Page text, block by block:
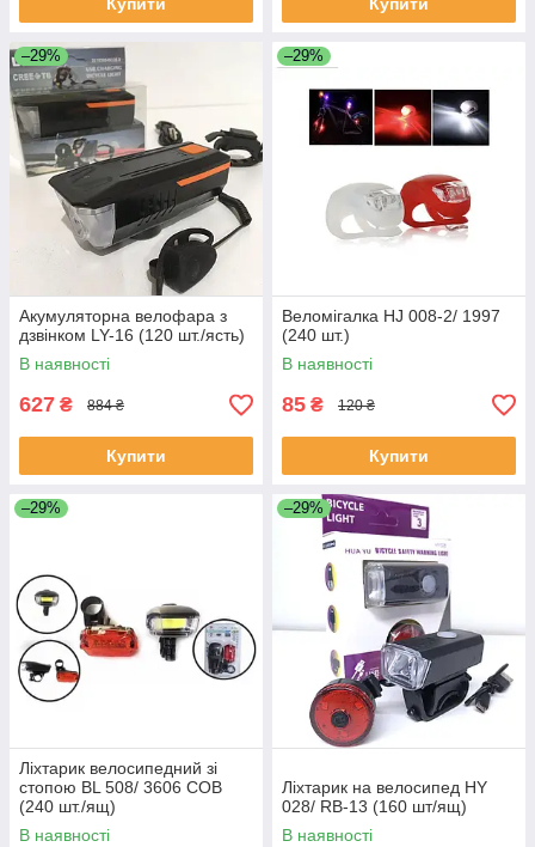
–29%
Акумуляторна велофара з
дзвінком LY-16 (120 шт./ясть)
В наявності
627 ₴ 884 ₴
Купити
–29%
Веломігалка HJ 008-2/ 1997
(240 шт.)
В наявності
85 ₴ 120 ₴
Купити
–29%
Ліхтарик велосипедний зі
стопою BL 508/ 3606 COB
(240 шт./ящ)
В наявності
–29%
Ліхтарик на велосипед HY
028/ RB-13 (160 шт/ящ)
В наявності